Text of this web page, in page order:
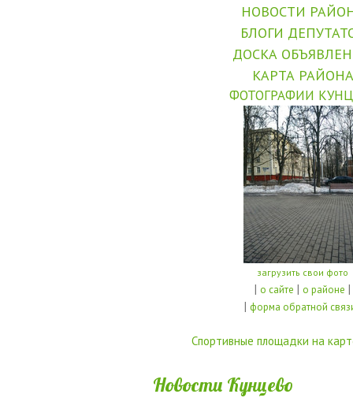
НОВОСТИ
БЛОГИ
ДОСКА
КАРТА РАЙОНА
ФОТОГРАФИИ
загрузить свои фото
| о сайте | о районе |
| форма обратной
Спортивные площадки на
Новости Кунцево